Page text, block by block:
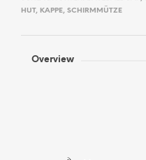
HUT, KAPPE, SCHIRMMÜTZE
Overview